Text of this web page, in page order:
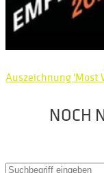
Auszeichnung 'Most
NOCH